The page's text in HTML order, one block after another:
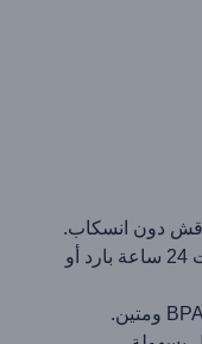
دون انسكاب.
يحافظ على المشروبات 24 ساعة بارد أو